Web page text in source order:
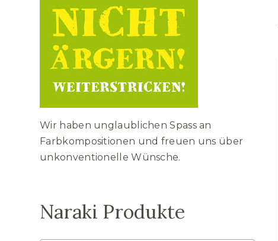
Wir haben unglaublichen Spass an
Farbkompositionen und freuen uns über
unkonventionelle Wünsche.
Naraki Produkte